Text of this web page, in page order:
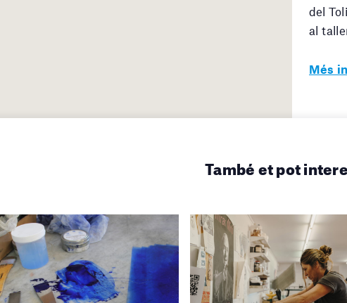
del
al
Més
També et pot